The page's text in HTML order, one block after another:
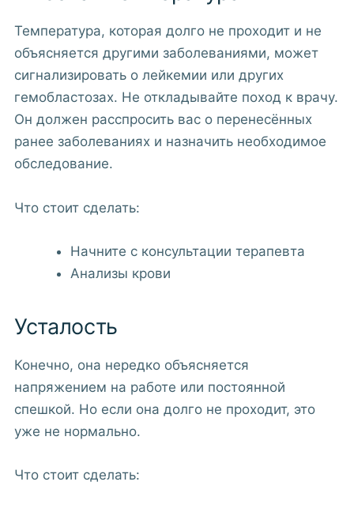
Температура, которая долго не проходит и не
объясняется другими заболеваниями, может
сигнализировать о лейкемии или других
гемобластозах. Не откладывайте поход к врачу.
Он должен расспросить вас о перенесённых
ранее заболеваниях и назначить необходимое
обследование.
Что стоит сделать:
Начните с консультации терапевта
Анализы крови
Усталость
Конечно, она нередко объясняется
напряжением на работе или постоянной
спешкой. Но если она долго не проходит, это
уже не нормально.
Что стоит сделать: